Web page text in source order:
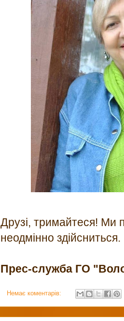
Друзі, тримайтеся! Ми
неодмінно здійсниться.
Прес-служба ГО
Немає коментарів: